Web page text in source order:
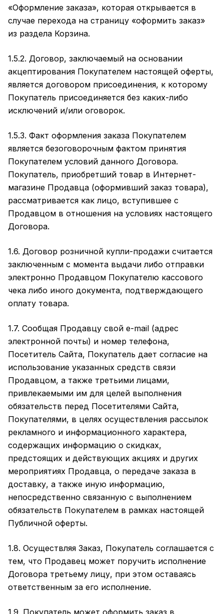
«Оформление заказа», которая открывается в
случае перехода на страницу «оформить заказ»
из раздела Корзина.
1.5.2. Договор, заключаемый на основании
акцептирования Покупателем настоящей оферты,
является договором присоединения, к которому
Покупатель присоединяется без каких-либо
исключений и/или оговорок.
1.5.3. Факт оформления заказа Покупателем
является безоговорочным фактом принятия
Покупателем условий данного Договора.
Покупатель, приобретший товар в Интернет-
магазине Продавца (оформивший заказ товара),
рассматривается как лицо, вступившее с
Продавцом в отношения на условиях настоящего
Договора.
1.6. Договор розничной купли-продажи считается
заключенным с момента выдачи либо отправки
электронно Продавцом Покупателю кассового
чека либо иного документа, подтверждающего
оплату товара.
1.7. Сообщая Продавцу свой e-mail (адрес
электронной почты) и номер телефона,
Посетитель Сайта, Покупатель дает согласие на
использование указанных средств связи
Продавцом, а также третьими лицами,
привлекаемыми им для целей выполнения
обязательств перед Посетителями Сайта,
Покупателями, в целях осуществления рассылок
рекламного и информационного характера,
содержащих информацию о скидках,
предстоящих и действующих акциях и других
мероприятиях Продавца, о передаче заказа в
доставку, а также иную информацию,
непосредственно связанную с выполнением
обязательств Покупателем в рамках настоящей
Публичной оферты.
1.8. Осуществляя Заказ, Покупатель соглашается с
тем, что Продавец может поручить исполнение
Договора третьему лицу, при этом оставаясь
ответственным за его исполнение.
1.9. Покупатель может оформить заказ в